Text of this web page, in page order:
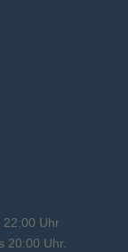
22:00 Uhr
20:00 Uhr.